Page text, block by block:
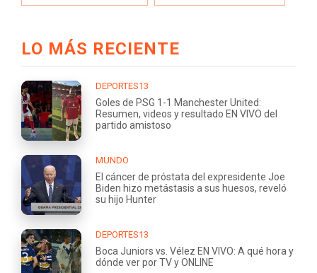
LO MÁS RECIENTE
DEPORTES13
Goles de PSG 1-1 Manchester United:
Resumen, videos y resultado EN VIVO del
partido amistoso
MUNDO
El cáncer de próstata del expresidente Joe
Biden hizo metástasis a sus huesos, reveló
su hijo Hunter
DEPORTES13
Boca Juniors vs. Vélez EN VIVO: A qué hora y
dónde ver por TV y ONLINE